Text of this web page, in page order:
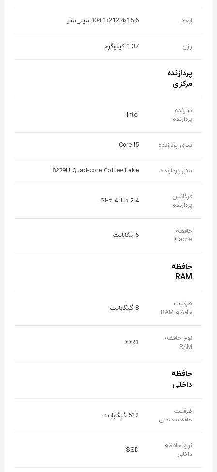
ابعاد 304.1x212.4x15.6 میلی‌متر
وزن 1.37 کیلوگرم
پردازنده
مرکزی
سازنده
پردازنده
Intel
سری پردازنده Core i5
مدل پردازنده 8279U Quad-core Coffee Lake
فرکانس
پردازنده
2.4 تا 4.1 GHz
حافظه
Cache
6 مگابایت
حافظه
RAM
ظرفیت
حافظه RAM
8 گیگابایت
نوع حافظه
RAM
DDR3
حافظه
داخلی
ظرفیت
حافظه داخلی
512 گیگابایت
نوع حافظه
داخلی
SSD